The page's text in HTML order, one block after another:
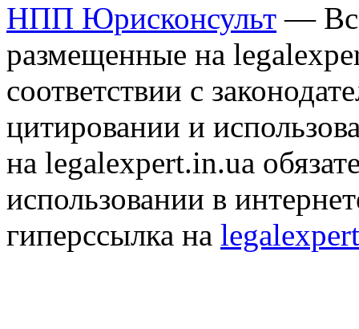
НПП Юрисконсульт —
размещенные на
соответствии с
цитировании и
на legalexpert.in.ua
использовании в
гиперссылка на